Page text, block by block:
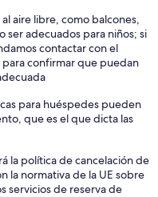
aire libre, como balcones,
ser adecuados para niños; si
contactar con el
confirmar que puedan
para huéspedes pueden
que es el que dicta las
la política de cancelación de
la normativa de la UE sobre
servicios de reserva de